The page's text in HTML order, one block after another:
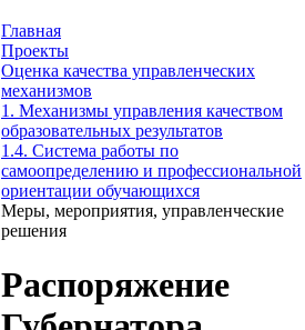
Главная
Проекты
Оценка качества управленческих
механизмов
1. Механизмы управления качеством
образовательных результатов
1.4. Система работы по
самоопределению и профессиональной
ориентации обучающихся
Меры, мероприятия, управленческие
решения
Распоряжение